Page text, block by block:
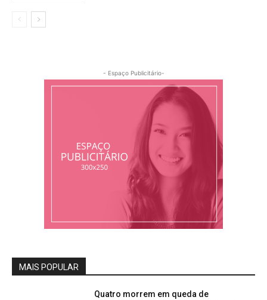
- Espaço Publicitário-
MAIS POPULAR
Quatro morrem em queda de